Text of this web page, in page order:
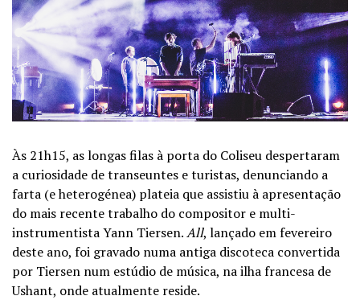
Às 21h15, as longas filas à porta do Coliseu despertaram
a curiosidade de transeuntes e turistas, denunciando a
farta (e heterogénea) plateia que assistiu à apresentação
do mais recente trabalho do compositor e multi-
instrumentista Yann Tiersen.All, lançado em fevereiro
deste ano, foi gravado numa antiga discoteca convertida
por Tiersen num estúdio de música, na ilha francesa de
Ushant, onde atualmente reside.